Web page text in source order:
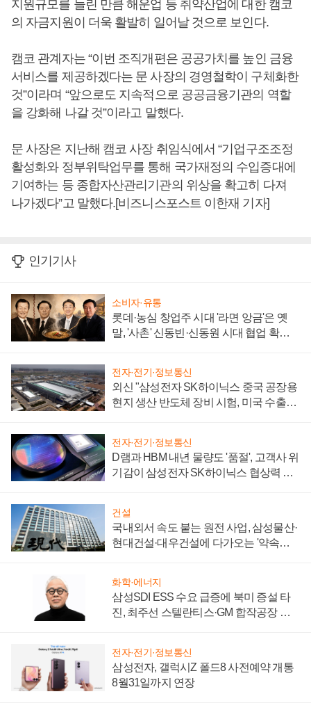
지원규모를 늘린 만큼 해운업 등 취약산업에 대한 캠코
의 자금지원이 더욱 활발히 일어날 것으로 보인다.
캠코 관계자는 “이번 조직개편은 공공가치를 높인 금융
서비스를 제공하겠다는 문 사장의 경영철학이 구체화한
것”이라며 “앞으로도 지속적으로 공공금융기관의 역할
을 강화해 나갈 것”이라고 말했다.
문 사장은 지난해 캠코 사장 취임식에서 “기업구조조정
활성화와 정부위탁업무를 통해 국가재정의 수입증대에
기여하는 등 종합자산관리기관의 위상을 확고히 다져
나가겠다”고 말했다.[비즈니스포스트 이한재 기자]
인기기사
소비자·유통
롯데·농심 창업주 시대 '라면 앙금'은 옛
말, '사촌' 신동빈·신동원 시대 협업 확대
전자·전기·정보통신
외신 "삼성전자 SK하이닉스 중국 공장용
현지 생산 반도체 장비 시험, 미국 수출통
전자·전기·정보통신
D램과 HBM 내년 물량도 '품절', 고객사 위
기감이 삼성전자 SK하이닉스 협상력 더
건설
국내외서 속도 붙는 원전 사업, 삼성물산·
현대건설·대우건설에 다가오는 '약속의
화학·에너지
삼성SDI ESS 수요 급증에 북미 증설 타
진, 최주선 스텔란티스·GM 합작공장 건
전자·전기·정보통신
삼성전자, 갤럭시Z 폴드8 사전예약 개통
8월31일까지 연장